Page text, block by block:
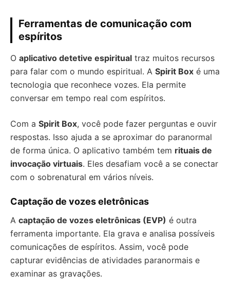
Ferramentas de comunicação com
espíritos
O aplicativo detetive espiritual traz muitos recursos
para falar com o mundo espiritual. A Spirit Box é uma
tecnologia que reconhece vozes. Ela permite
conversar em tempo real com espíritos.
Com a Spirit Box, você pode fazer perguntas e ouvir
respostas. Isso ajuda a se aproximar do paranormal
de forma única. O aplicativo também tem rituais de
invocação virtuais. Eles desafiam você a se conectar
com o sobrenatural em vários níveis.
Captação de vozes eletrônicas
A captação de vozes eletrônicas (EVP) é outra
ferramenta importante. Ela grava e analisa possíveis
comunicações de espíritos. Assim, você pode
capturar evidências de atividades paranormais e
examinar as gravações.